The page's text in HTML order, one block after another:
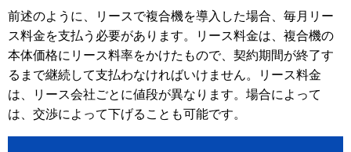
前述のように、リースで複合機を導入した場合、毎月リー
ス料金を支払う必要があります。リース料金は、複合機の
本体価格にリース料率をかけたもので、契約期間が終了す
るまで継続して支払わなければいけません。リース料金
は、リース会社ごとに値段が異なります。場合によって
は、交渉によって下げることも可能です。